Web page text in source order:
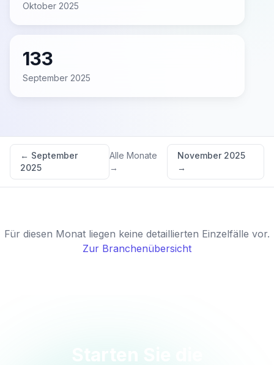
Oktober 2025
133
September 2025
← September
2025
Alle Monate
→
November 2025
→
Für diesen Monat liegen keine detaillierten Einzelfälle vor.
Zur Branchenübersicht